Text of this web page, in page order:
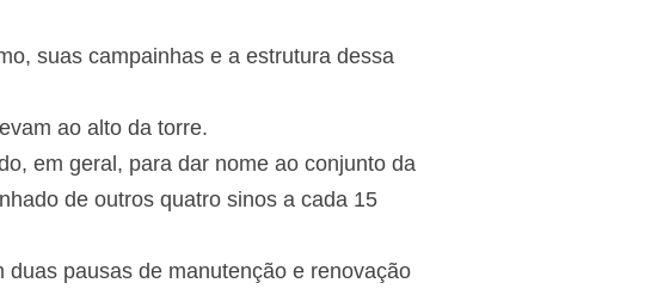
suas campainhas e a estrutura dessa
ao alto da torre.
em geral, para dar nome ao conjunto da
de outros quatro sinos a cada 15
pausas de manutenção e renovação